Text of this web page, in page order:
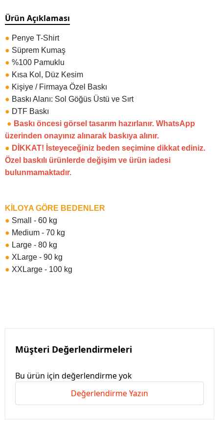
Ürün Açıklaması
● Penye T-Shirt
● Süprem Kumaş
● %100 Pamuklu
● Kısa Kol, Düz Kesim
● Kişiye / Firmaya Özel Baskı
● Baskı Alanı: Sol Göğüs Üstü ve Sırt
● DTF Baskı
● Baskı öncesi görsel tasarım hazırlanır. WhatsApp
üzerinden onayınız alınarak baskıya alınır.
● DİKKAT! İsteyeceğiniz beden seçimine dikkat ediniz.
Özel baskılı ürünlerde değişim ve ürün iadesi
bulunmamaktadır.
KİLOYA GÖRE BEDENLER
● Small - 60 kg
● Medium - 70 kg
● Large - 80 kg
● XLarge - 90 kg
● XXLarge - 100 kg
Müşteri Değerlendirmeleri
Bu ürün için değerlendirme yok
Değerlendirme Yazın